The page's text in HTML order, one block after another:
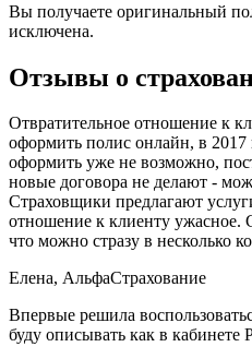
Вы получаете оригинальный
исключена.
Отзывы о
Отвратительное отношение к
оформить полис онлайн, в
оформить уже не возможно,
новые договора не делают -
Страховщики предлагают
отношение к клиенту ужасное.
что можно стразу в несколько
Елена, АльфаСтрахование
Впервые решила
буду описывать как в кабинете